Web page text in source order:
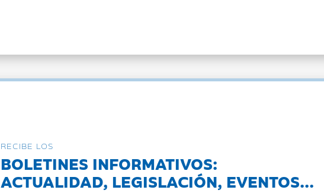
RECIBE LOS
BOLETINES INFORMATIVOS:
ACTUALIDAD, LEGISLACIÓN, EVENTOS...